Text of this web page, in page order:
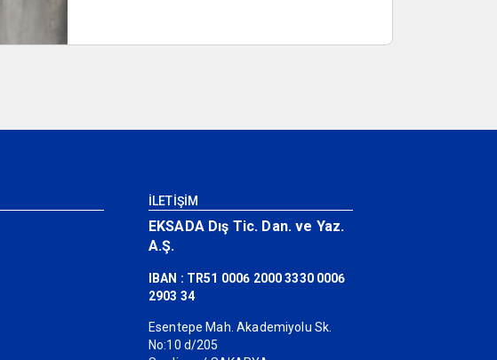
İLETİŞİM
EKSADA Dış Tic. Dan. ve Yaz.
A.Ş.
IBAN : TR51 0006 2000 3330 0006
2903 34
Esentepe Mah. Akademiyolu Sk.
No:10 d/205